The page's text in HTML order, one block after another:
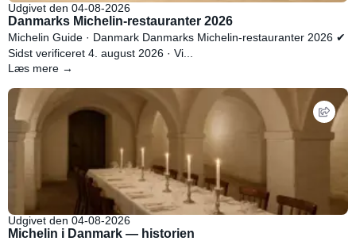
Udgivet den 04-08-2026
Danmarks Michelin-restauranter 2026
Michelin Guide · Danmark Danmarks Michelin-restauranter 2026 ✔
Sidst verificeret 4. august 2026 · Vi...
Læs mere →
Udgivet den 04-08-2026
Michelin i Danmark — historien